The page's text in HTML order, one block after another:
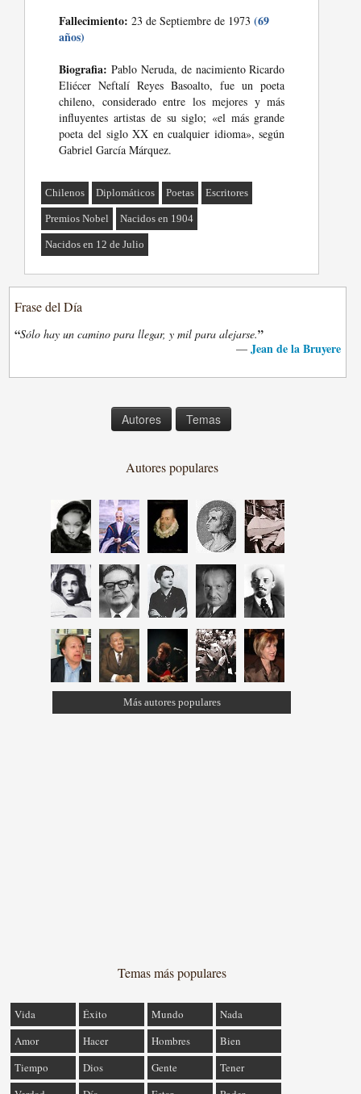
Fallecimiento: 23 de Septiembre de 1973(69
años)
Biografia: Pablo Neruda, de nacimiento Ricardo
Eliécer Neftalí Reyes Basoalto, fue un poeta
chileno, considerado entre los mejores y más
influyentes artistas de su siglo; «el más grande
poeta del siglo XX en cualquier idioma», según
Gabriel García Márquez.
Chilenos Diplomáticos Poetas Escritores
Premios Nobel Nacidos en 1904
Nacidos en 12 de Julio
Frase del Día
“Sólo hay un camino para llegar, y mil para alejarse.”
— Jean de la Bruyere
Autores Temas
Autores populares
Más autores populares
Temas más populares
Vida Éxito Mundo
Nada
Amor
Hacer Hombres
Bien
Tiempo
Dios Gente
Tener